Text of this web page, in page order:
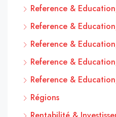
Reference &
Reference &
Reference &
Reference &
Reference &
Régions